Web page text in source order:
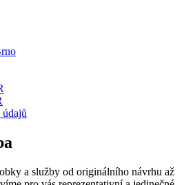
a služby od originálního návrhu až